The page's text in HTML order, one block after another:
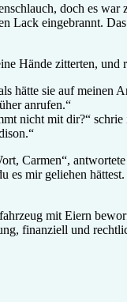
doch es war
Lack eingebrannt.
Hände zitterten, und
hätte sie auf meinen
anrufen.“
nicht mit dir?“
Carmen“,
es mir geliehen
mit Eiern
finanziell und